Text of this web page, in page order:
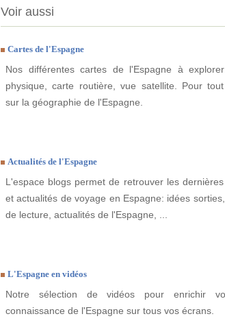
Voir aussi
Cartes de l'Espagne
Nos différentes cartes de l'Espagne à
physique, carte routière, vue satellite. Pour
sur la géographie de l'Espagne.
Actualités de l'Espagne
L'espace blogs permet de retrouver les
et actualités de voyage en Espagne: idées
de lecture, actualités de l'Espagne, ...
L'Espagne en vidéos
Notre sélection de vidéos pour enrichir
connaissance de l'Espagne sur tous vos écrans.